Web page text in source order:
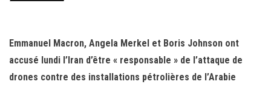
Emmanuel Macron, Angela Merkel et Boris Johnson ont
accusé lundi l’Iran d’être « responsable » de l’attaque de
drones contre des installations pétrolières de l’Arabie